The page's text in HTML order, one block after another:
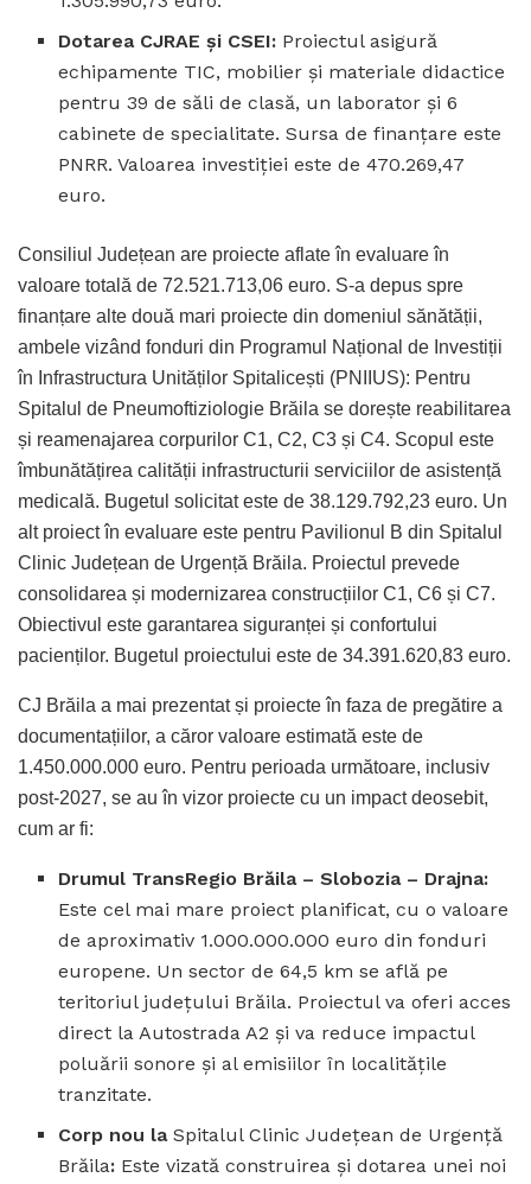
Dotarea CJRAE și CSEI: Proiectul asigură
echipamente TIC, mobilier și materiale didactice
pentru 39 de săli de clasă, un laborator și 6
cabinete de specialitate. Sursa de finanțare este
PNRR. Valoarea investiției este de 470.269,47
euro.
Consiliul Județean are proiecte aflate în evaluare în
valoare totală de 72.521.713,06 euro. S-a depus spre
finanțare alte două mari proiecte din domeniul sănătății,
ambele vizând fonduri din Programul Național de Investiții
în Infrastructura Unităților Spitalicești (PNIIUS): Pentru
Spitalul de Pneumoftiziologie Brăila se dorește reabilitarea
și reamenajarea corpurilor C1, C2, C3 și C4. Scopul este
îmbunătățirea calității infrastructurii serviciilor de asistență
medicală. Bugetul solicitat este de 38.129.792,23 euro. Un
alt proiect în evaluare este pentru Pavilionul B din Spitalul
Clinic Județean de Urgență Brăila. Proiectul prevede
consolidarea și modernizarea construcțiilor C1, C6 și C7.
Obiectivul este garantarea siguranței și confortului
pacienților. Bugetul proiectului este de 34.391.620,83 euro.
CJ Brăila a mai prezentat și proiecte în faza de pregătire a
documentațiilor, a căror valoare estimată este de
1.450.000.000 euro. Pentru perioada următoare, inclusiv
post-2027, se au în vizor proiecte cu un impact deosebit,
cum ar fi:
Drumul TransRegio Brăila – Slobozia – Drajna:
Este cel mai mare proiect planificat, cu o valoare
de aproximativ 1.000.000.000 euro din fonduri
europene. Un sector de 64,5 km se află pe
teritoriul județului Brăila. Proiectul va oferi acces
direct la Autostrada A2 și va reduce impactul
poluării sonore și al emisiilor în localitățile
tranzitate.
Corp nou laSpitalul Clinic Județean de Urgență
Brăila: Este vizată construirea și dotarea unei noi